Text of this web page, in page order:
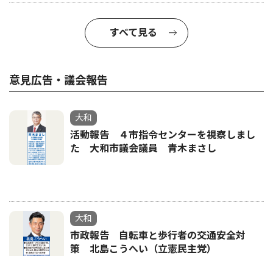
すべて見る
意見広告・議会報告
大和
活動報告 ４市指令センターを視察しまし
た 大和市議会議員 青木まさし
大和
市政報告 自転車と歩行者の交通安全対
策 北島こうへい（立憲民主党）